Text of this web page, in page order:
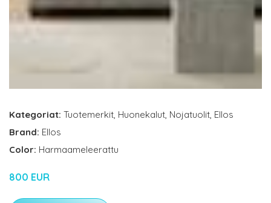
Kategoriat: Tuotemerkit, Huonekalut, Nojatuolit, Ellos
Brand: Ellos
Color: Harmaameleerattu
800 EUR